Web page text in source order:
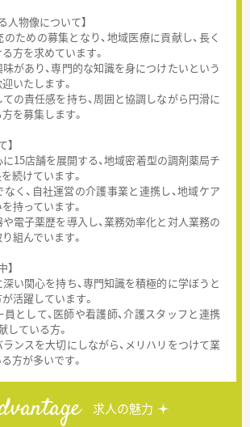
人物像について】
ための募集となり、地域医療に貢献し、長く
方を求めています。
があり、専門的な知識を身につけたいという
いたします。
の責任感を持ち、周囲と協調しながら円滑に
を募集します。
】
15店舗を展開する、地域密着型の調剤薬局チ
続けています。
く、自社運営の介護事業と連携し、地域ケア
持っています。
電子薬歴を導入し、業務効率化と対人業務の
組んでいます。
】
い関心を持ち、専門知識を積極的に学ぼうと
活躍しています。
として、医師や看護師、介護スタッフと連携
している方。
ンスを大切にしながら、メリハリをつけて業
方が多いです。
求人の魅力